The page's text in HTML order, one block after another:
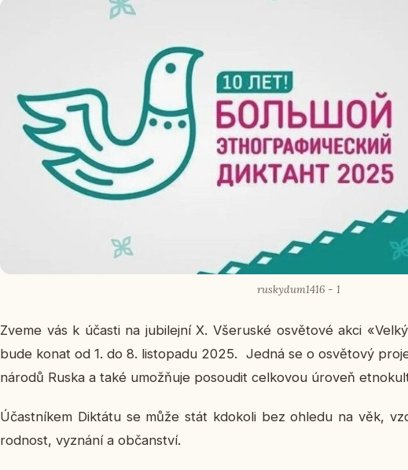
ruskydum1416 - 1
Zveme vás k účasti na ju­bi­lej­ní X. Vše­rus­ké osvě­to­vé akci
bude konat od 1. do 8. lis­to­pa­du 2025. Jedná se o osvě­to­vý
národů Ruska a také umož­ňu­je po­sou­dit cel­ko­vou úroveň
Účast­ní­kem Dik­tá­tu se může stát kdo­ko­li bez ohledu na věk,
rod­nost, vy­zná­ní a ob­čan­ství.